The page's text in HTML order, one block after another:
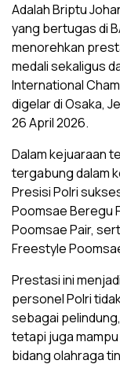
Adalah Briptu
yang bertugas di
menorehkan
medali sekaligus
International
digelar di Osaka,
26 April 2026.
Dalam kejuaraan
tergabung dalam
Presisi Polri
Poomsae Beregu
Poomsae Pair,
Freestyle
Prestasi ini
personel Polri
sebagai
tetapi juga
bidang olahraga